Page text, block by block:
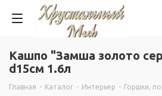
Кашпо "Замша золото
d15см 1.6л
Главная - Каталог - Интерьер - Горшки,